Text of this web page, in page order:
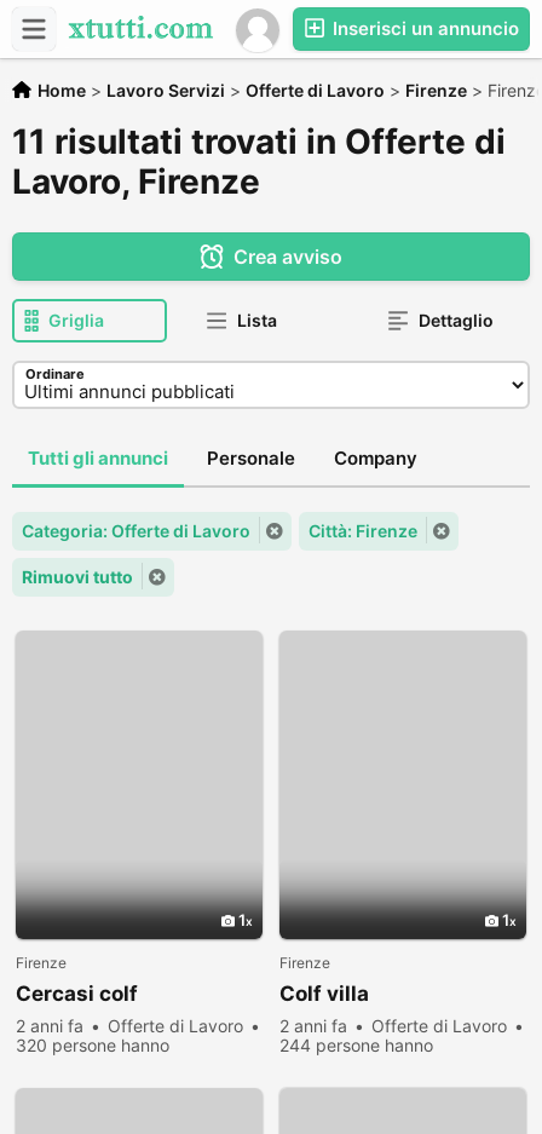
Inserisci un annuncio
Home > Lavoro Servizi > Offerte di Lavoro > Firenze >
11 risultati trovati in Offerte di
Lavoro, Firenze
Crea avviso
Griglia Lista Dettaglio
Ordinare
Tutti gli annunci Personale Company
Categoria: Offerte di Lavoro Città: Firenze
Rimuovi tutto
1
Firenze
Cercasi colf
2 anni fa
Offerte di Lavoro
320 persone hanno
1
Firenze
Colf villa
2 anni fa
Offerte di Lavoro
244 persone hanno